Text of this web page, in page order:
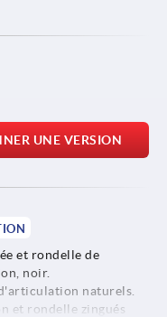
UNE VERSION
et rondelle de
noir.
naturels.
et rondelle zingués